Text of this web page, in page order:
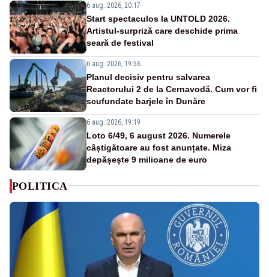
6 aug. 2026, 20:17
Start spectaculos la UNTOLD 2026.
Artistul-surpriză care deschide prima
seară de festival
6 aug. 2026, 19:56
Planul decisiv pentru salvarea
Reactorului 2 de la Cernavodă. Cum vor fi
scufundate barjele în Dunăre
6 aug. 2026, 19:19
Loto 6/49, 6 august 2026. Numerele
câștigătoare au fost anunțate. Miza
depășește 9 milioane de euro
POLITICA